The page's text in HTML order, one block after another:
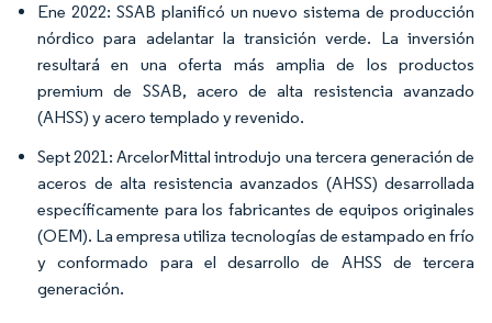
Ene 2022: SSAB planificó un nuevo sistema de producción
nórdico para adelantar la transición verde. La inversión
resultará en una oferta más amplia de los productos
premium de SSAB, acero de alta resistencia avanzado
(AHSS) y acero templado y revenido.
Sept 2021: ArcelorMittal introdujo una tercera generación de
aceros de alta resistencia avanzados (AHSS) desarrollada
específicamente para los fabricantes de equipos originales
(OEM). La empresa utiliza tecnologías de estampado en frío
y conformado para el desarrollo de AHSS de tercera
generación.